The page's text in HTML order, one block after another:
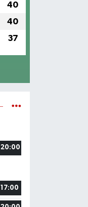
40
40
37
20:00
17:00